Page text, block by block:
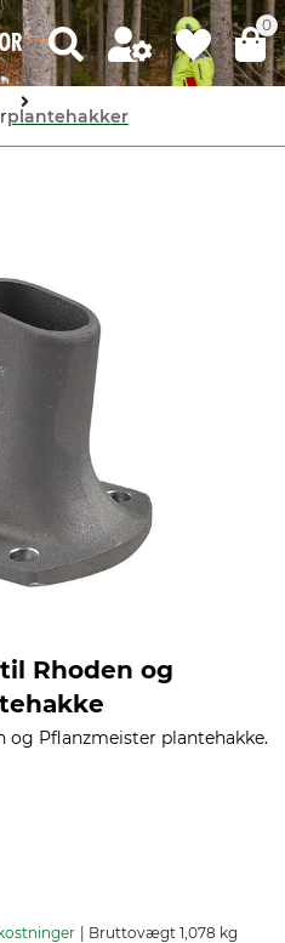
0
plantehakker
Rhoden og
Pflanzmeister plantehakke.
Bruttovægt 1,078 kg